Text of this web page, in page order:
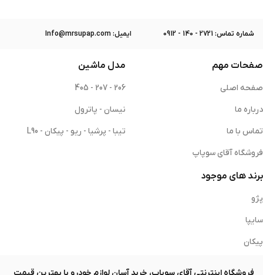
ﺷﻤﺎره ﺗﻤﺎس: 2721 - 140 - 0912 ایمیل: Info@mrsupap.com
صفحات مهم
صفحه اصلی
درباره ما
تماس با ما
فروشگاه آقای سوپاپ
مدل ماشین
206 - 207 - 405
نیسان - پاترول
تیبا - پرشیا - ریو - پیکان - L90
برند های موجود
پژو
سایپا
پیکان